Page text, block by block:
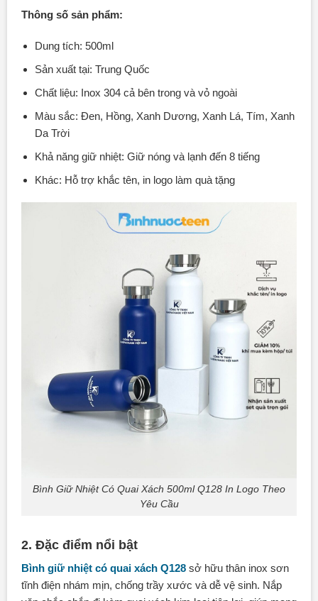
Thông số sản phẩm:
Dung tích: 500ml
Sản xuất tại: Trung Quốc
Chất liệu: Inox 304 cả bên trong và vỏ ngoài
Màu sắc: Đen, Hồng, Xanh Dương, Xanh Lá, Tím, Xanh
Da Trời
Khả năng giữ nhiệt: Giữ nóng và lạnh đến 8 tiếng
Khác: Hỗ trợ khắc tên, in logo làm quà tặng
Bình Giữ Nhiệt Có Quai Xách 500ml Q128 In Logo Theo
Yêu Cầu
2. Đặc điểm nổi bật
Bình giữ nhiệt có quai xách Q128sở hữu thân inox sơn
tĩnh điện nhám mịn, chống trầy xước và dễ vệ sinh. Nắp